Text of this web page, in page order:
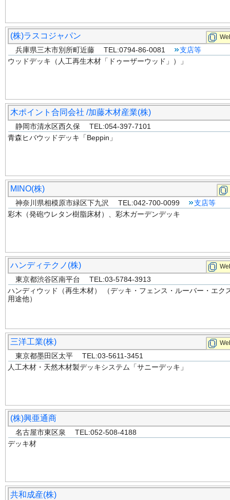
(株)ラスコジャパン
兵庫県三木市別所町近藤 TEL:0794-86-0081
支店等
ウッドデッキ（人工再生木材「ドゥーザーウッド」）」
木ポイント合同会社 /加藤木材産業(株)
静岡市清水区西久保 TEL:054-397-7101
青森ヒバウッドデッキ「Beppin」
MINO(株)
神奈川県相模原市緑区下九沢 TEL:042-700-0099
支店等
彩木（発砲ウレタン樹脂床材）、彩木ガーデンデッキ
ハンディテクノ(株)
東京都渋谷区南平台 TEL:03-5784-3913
ハンディウッド（再生木材） （デッキ・フェンス・ルーバー・エク
用途他）
三洋工業(株)
東京都墨田区太平 TEL:03-5611-3451
人工木材・天然木材製デッキシステム「サニーデッキ」
(株)興亜通商
名古屋市東区泉 TEL:052-508-4188
デッキ材
共和成産(株)